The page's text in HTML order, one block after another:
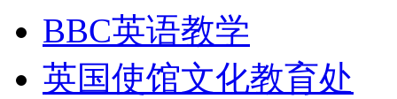
BBC英语教学
英国使馆文化教育处